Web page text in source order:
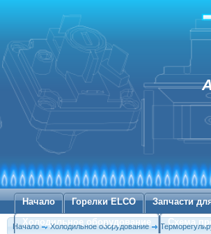
Начало Горелки ELCO Запчасти
Холодильное оборудование
Схема
Начало Холодильное оборудование